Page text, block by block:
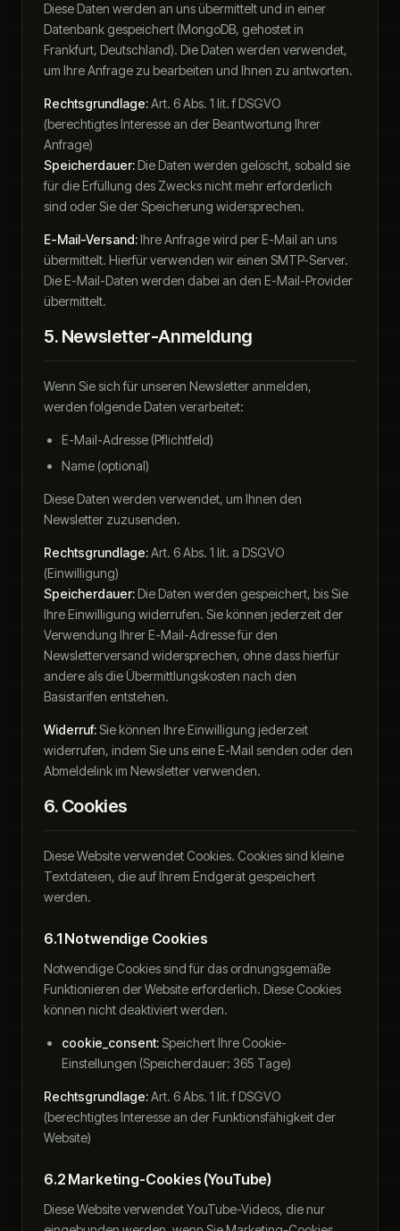
Diese Daten werden an uns übermittelt und in einer
Datenbank gespeichert (MongoDB, gehostet in
Frankfurt, Deutschland). Die Daten werden verwendet,
um Ihre Anfrage zu bearbeiten und Ihnen zu antworten.
Rechtsgrundlage:Art. 6 Abs. 1 lit. f DSGVO
(berechtigtes Interesse an der Beantwortung Ihrer
Anfrage)
Speicherdauer:Die Daten werden gelöscht, sobald sie
für die Erfüllung des Zwecks nicht mehr erforderlich
sind oder Sie der Speicherung widersprechen.
E-Mail-Versand:Ihre Anfrage wird per E-Mail an uns
übermittelt. Hierfür verwenden wir einen SMTP-Server.
Die E-Mail-Daten werden dabei an den E-Mail-Provider
übermittelt.
5. Newsletter-Anmeldung
Wenn Sie sich für unseren Newsletter anmelden,
werden folgende Daten verarbeitet:
E-Mail-Adresse (Pflichtfeld)
Name (optional)
Diese Daten werden verwendet, um Ihnen den
Newsletter zuzusenden.
Rechtsgrundlage:Art. 6 Abs. 1 lit. a DSGVO
(Einwilligung)
Speicherdauer:Die Daten werden gespeichert, bis Sie
Ihre Einwilligung widerrufen. Sie können jederzeit der
Verwendung Ihrer E-Mail-Adresse für den
Newsletterversand widersprechen, ohne dass hierfür
andere als die Übermittlungskosten nach den
Basistarifen entstehen.
Widerruf:Sie können Ihre Einwilligung jederzeit
widerrufen, indem Sie uns eine E-Mail senden oder den
Abmeldelink im Newsletter verwenden.
6. Cookies
Diese Website verwendet Cookies. Cookies sind kleine
Textdateien, die auf Ihrem Endgerät gespeichert
werden.
6.1 Notwendige Cookies
Notwendige Cookies sind für das ordnungsgemäße
Funktionieren der Website erforderlich. Diese Cookies
können nicht deaktiviert werden.
cookie_consent:Speichert Ihre Cookie-
Einstellungen (Speicherdauer: 365 Tage)
Rechtsgrundlage:Art. 6 Abs. 1 lit. f DSGVO
(berechtigtes Interesse an der Funktionsfähigkeit der
Website)
6.2 Marketing-Cookies (YouTube)
Diese Website verwendet YouTube-Videos, die nur